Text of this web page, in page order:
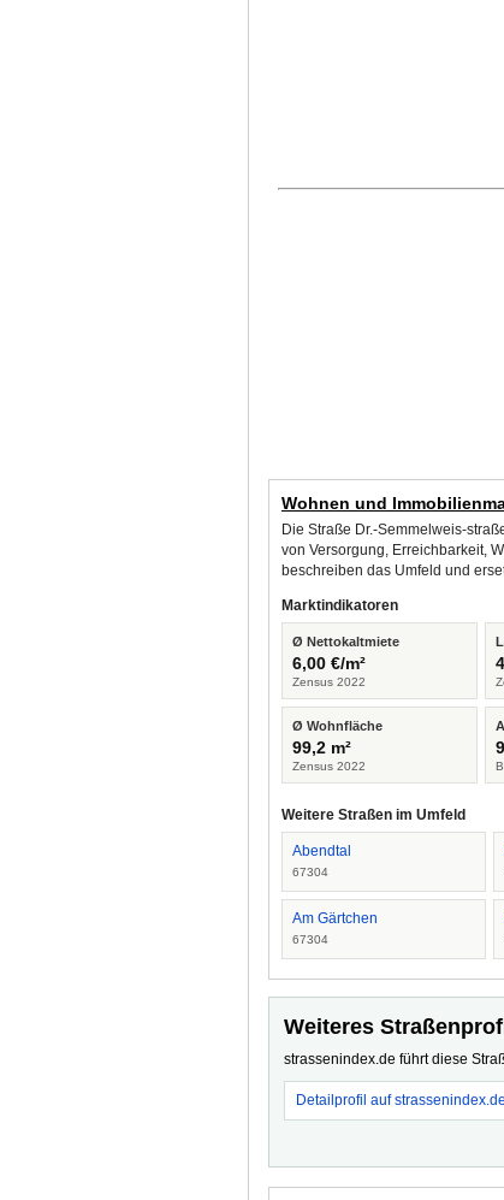
Wohnen und
Die Straße Dr.-Semmelweis-
von Versorgung, Erreichbarkeit,
beschreiben das Umfeld und
Marktindikatoren
Ø Nettokaltmiete
6,00 €/m²
Zensus 2022
Ø Wohnfläche
99,2 m²
Zensus 2022
Weitere Straßen im Umfeld
Abendtal
67304
Am Gärtchen
67304
Weiteres
strassenindex.de führt diese
Detailprofil auf strassenindex.de